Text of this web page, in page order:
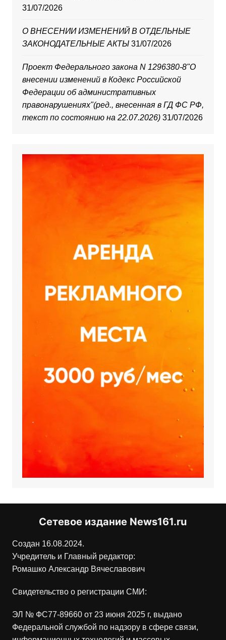
31/07/2026
О ВНЕСЕНИИ ИЗМЕНЕНИЙ В ОТДЕЛЬНЫЕ
ЗАКОНОДАТЕЛЬНЫЕ АКТЫ 31/07/2026
Проект Федерального закона N 1296380-8"О
внесении изменений в Кодекс Российской
Федерации об административных
правонарушениях"(ред., внесенная в ГД ФС РФ,
текст по состоянию на 22.07.2026) 31/07/2026
Сетевое издание News161.ru
Создан 16.08.2024.
Учредитель и Главный редактор:
Ромашко Александр Вячеславович
Свидетельство о регистрации СМИ:
ЭЛ № ФС77-89660 от 23 июня 2025 г, выдано
Федеральной службой по надзору в сфере связи,